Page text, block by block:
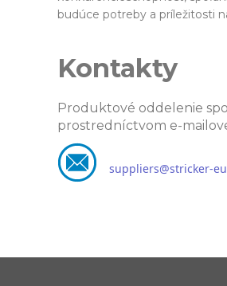
budúce potreby a príležitosti
Kontakty
Produktové oddelenie
prostredníctvom e-
suppliers@stricker-